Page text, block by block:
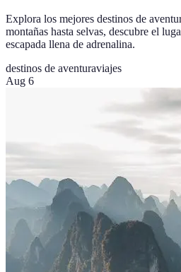
Explora los mejores destinos de
montañas hasta selvas, descubre el
escapada llena de adrenalina.
destinos de aventuraviajes
Aug 6